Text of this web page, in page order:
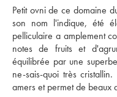
Petit ovni de ce domaine
son nom l'indique, été
pelliculaire a amplement
notes de fruits et
équilibrée par une
ne-sais-quoi très
amers et permet de beaux